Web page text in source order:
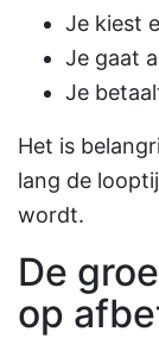
Je kiest
Je gaat
Je
Het is
lang de
wordt.
De
op